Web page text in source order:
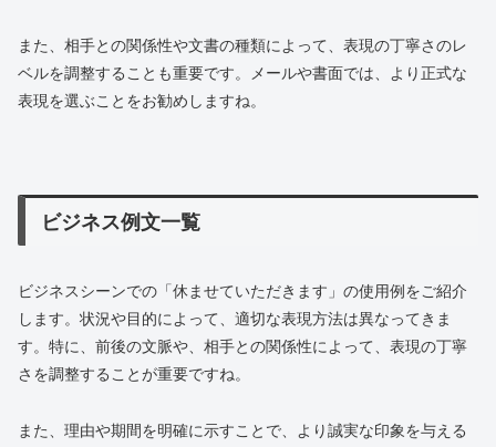
また、相手との関係性や文書の種類によって、表現の丁寧さのレ
ベルを調整することも重要です。メールや書面では、より正式な
表現を選ぶことをお勧めしますね。
ビジネス例文一覧
ビジネスシーンでの「休ませていただきます」の使用例をご紹介
します。状況や目的によって、適切な表現方法は異なってきま
す。特に、前後の文脈や、相手との関係性によって、表現の丁寧
さを調整することが重要ですね。
また、理由や期間を明確に示すことで、より誠実な印象を与える